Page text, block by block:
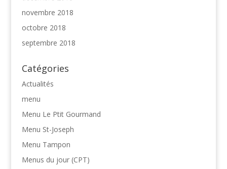
novembre 2018
octobre 2018
septembre 2018
Catégories
Actualités
menu
Menu Le Ptit Gourmand
Menu St-Joseph
Menu Tampon
Menus du jour (CPT)